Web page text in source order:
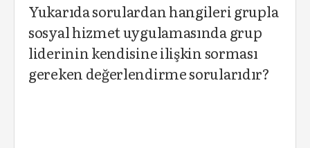
Yukarıda sorulardan hangileri grupla
sosyal hizmet uygulamasında grup
liderinin kendisine ilişkin sorması
gereken değerlendirme sorularıdır?